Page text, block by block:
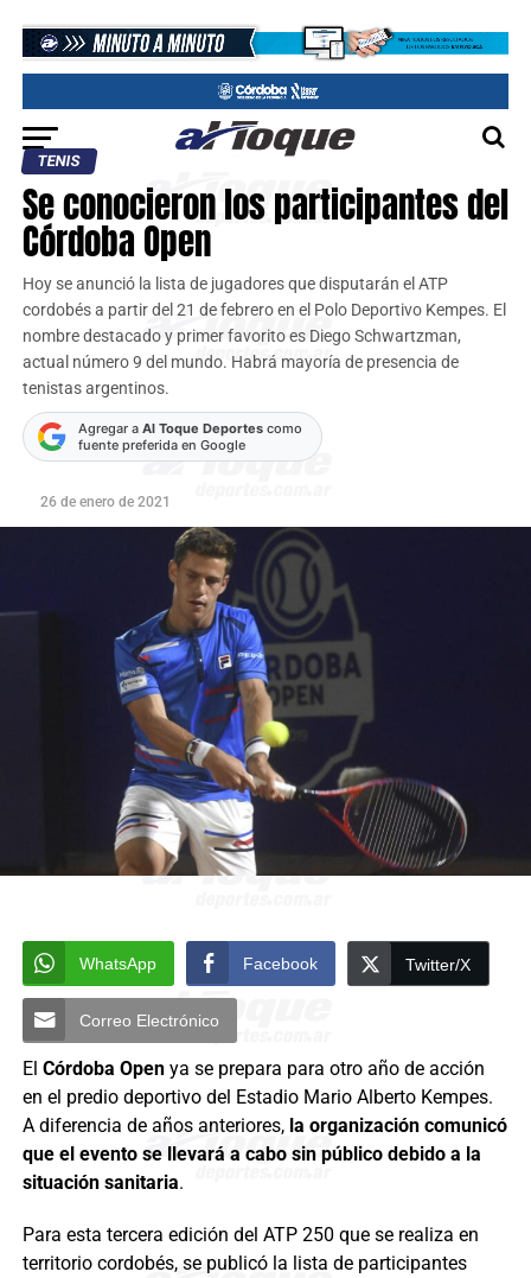
TENIS
Se conocieron los participantes del
Córdoba Open
Hoy se anunció la lista de jugadores que disputarán el ATP
cordobés a partir del 21 de febrero en el Polo Deportivo Kempes. El
nombre destacado y primer favorito es Diego Schwartzman,
actual número 9 del mundo. Habrá mayoría de presencia de
tenistas argentinos.
Agregar a Al Toque Deportescomo
fuente preferida en Google
26 de enero de 2021
WhatsApp Facebook Twitter/X
Correo Electrónico
El Córdoba Open ya se prepara para otro año de acción
en el predio deportivo del Estadio Mario Alberto Kempes.
A diferencia de años anteriores, la organización comunicó
que el evento se llevará a cabo sin público debido a la
situación sanitaria.
Para esta tercera edición del ATP 250 que se realiza en
territorio cordobés, se publicó la lista de participantes